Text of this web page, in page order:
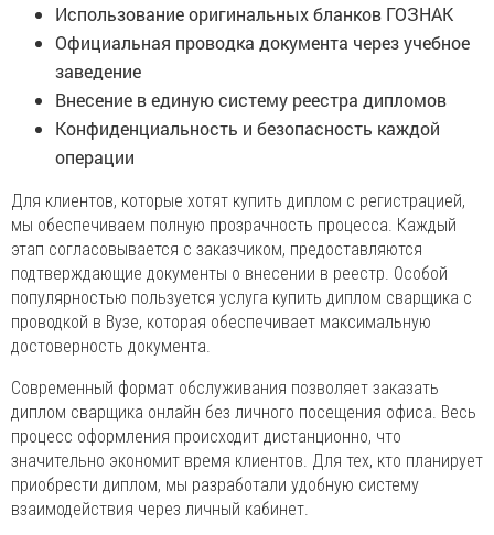
Использование оригинальных бланков ГОЗНАК
Официальная проводка документа через учебное
заведение
Внесение в единую систему реестра дипломов
Конфиденциальность и безопасность каждой
операции
Для клиентов, которые хотят купить диплом с регистрацией,
мы обеспечиваем полную прозрачность процесса. Каждый
этап согласовывается с заказчиком, предоставляются
подтверждающие документы о внесении в реестр. Особой
популярностью пользуется услуга купить диплом сварщика с
проводкой в Вузе, которая обеспечивает максимальную
достоверность документа.
Современный формат обслуживания позволяет заказать
диплом сварщика онлайн без личного посещения офиса. Весь
процесс оформления происходит дистанционно, что
значительно экономит время клиентов. Для тех, кто планирует
приобрести диплом, мы разработали удобную систему
взаимодействия через личный кабинет.